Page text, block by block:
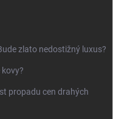
zlato nedostižný luxus?
propadu cen drahých